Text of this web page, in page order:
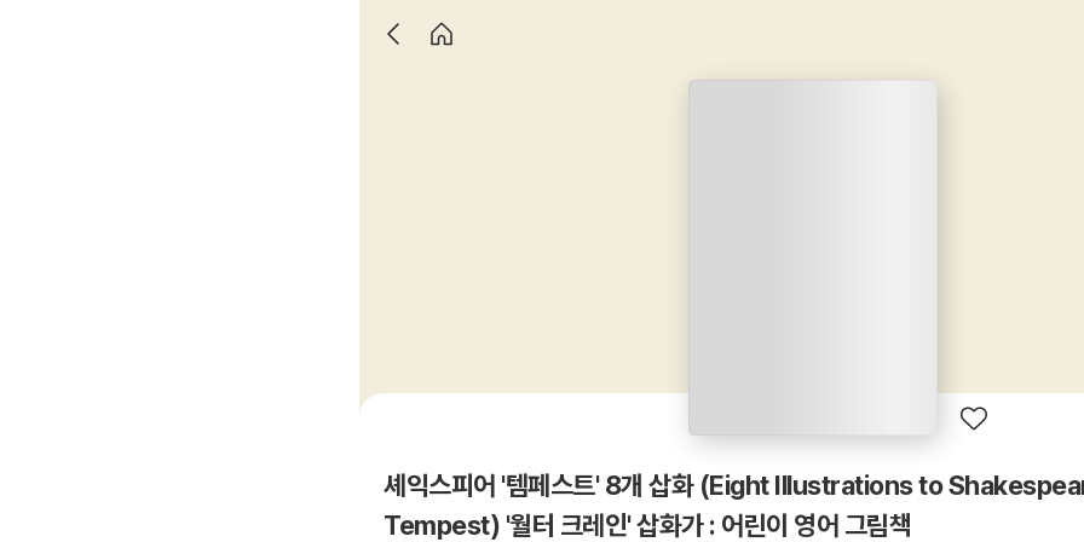
셰익스피어 '템페스트' 8개 삽화 (Eight Illustrations to
Tempest) '월터 크레인' 삽화가 : 어린이 영어 그림책